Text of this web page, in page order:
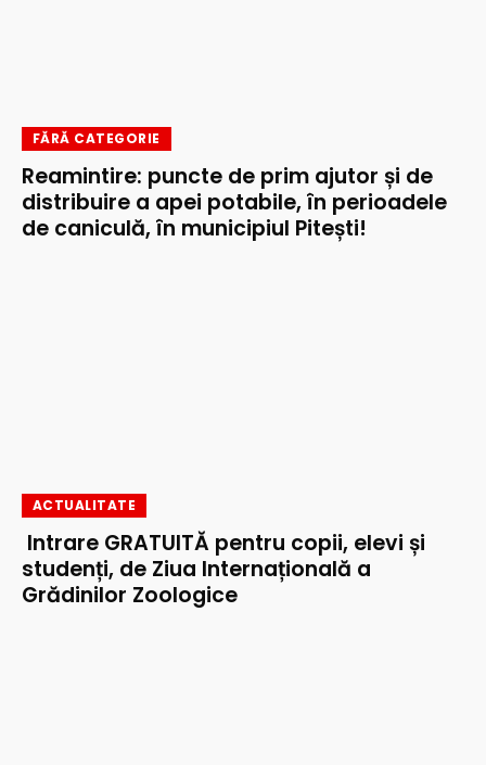
FĂRĂ CATEGORIE
Reamintire: puncte de prim ajutor și de
distribuire a apei potabile, în perioadele
de caniculă, în municipiul Pitești!
ACTUALITATE
Intrare GRATUITĂ pentru copii, elevi și
studenți, de Ziua Internațională a
Grădinilor Zoologice